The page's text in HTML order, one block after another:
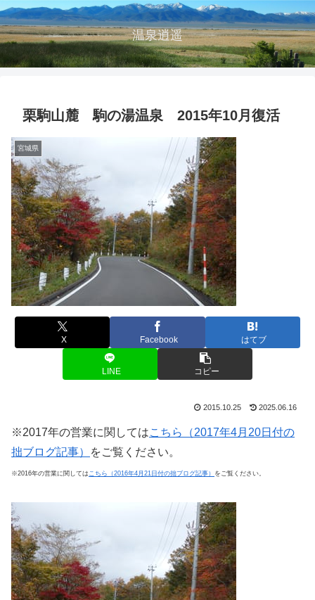
温泉逍遥
栗駒山麓 駒の湯温泉 2015年10月復活
宮城県
X Facebook はてブ
LINE コピー
2015.10.25 2025.06.16
※2017年の営業に関してはこちら（2017年4月20日付の
拙ブログ記事）
をご覧ください。
※2016年の営業に関しては こちら（2016年4月21日付の拙ブログ記事） をご覧ください。